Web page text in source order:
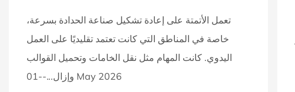
تعمل الأتمتة على إعادة تشكيل صناعة الحدادة بسرعة،
خاصة في المناطق التي كانت تعتمد تقليديًا على العمل
اليدوي. كانت المهام مثل نقل الخامات وتحميل القوالب
وإزال...--01 May 2026